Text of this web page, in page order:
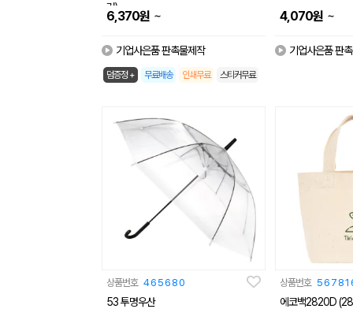
커)
6,370원 ~
기업사은품 판촉물제작
덤증정 + 무료배송 인쇄무료 스티커무료
4,070원 ~
기업사은품 판
상품번호 465680
53 투명우산
상품번호
에코백2820D